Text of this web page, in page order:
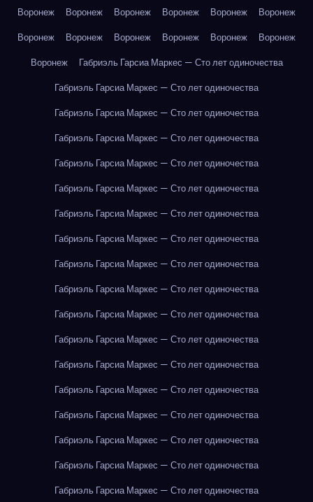
Воронеж
Воронеж Воронеж Воронеж Воронеж
Воронеж
Воронеж
Воронеж Воронеж Воронеж Воронеж
Воронеж
Воронеж
Габриэль Гарсиа Маркес — Сто лет одиночества
Габриэль Гарсиа Маркес — Сто лет одиночества
Габриэль Гарсиа Маркес — Сто лет одиночества
Габриэль Гарсиа Маркес — Сто лет одиночества
Габриэль Гарсиа Маркес — Сто лет одиночества
Габриэль Гарсиа Маркес — Сто лет одиночества
Габриэль Гарсиа Маркес — Сто лет одиночества
Габриэль Гарсиа Маркес — Сто лет одиночества
Габриэль Гарсиа Маркес — Сто лет одиночества
Габриэль Гарсиа Маркес — Сто лет одиночества
Габриэль Гарсиа Маркес — Сто лет одиночества
Габриэль Гарсиа Маркес — Сто лет одиночества
Габриэль Гарсиа Маркес — Сто лет одиночества
Габриэль Гарсиа Маркес — Сто лет одиночества
Габриэль Гарсиа Маркес — Сто лет одиночества
Габриэль Гарсиа Маркес — Сто лет одиночества
Габриэль Гарсиа Маркес — Сто лет одиночества
Габриэль Гарсиа Маркес — Сто лет одиночества